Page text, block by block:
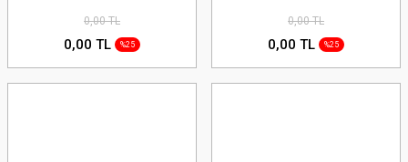
0,00 TL
0,00 TL %25
0,00 TL
0,00 TL %25